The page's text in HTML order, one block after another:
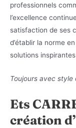
professionnels
l’excellence
satisfaction de ses
d’établir la norme
solutions
Toujours avec style
Ets
création